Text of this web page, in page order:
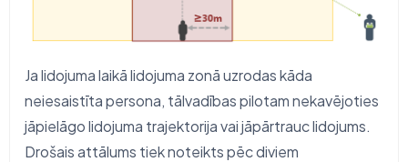
Ja lidojuma laikā lidojuma zonā uzrodas kāda
neiesaistīta persona, tālvadības pilotam nekavējoties
jāpielāgo lidojuma trajektorija vai jāpārtrauc lidojums.
Drošais attālums tiek noteikts pēc diviem